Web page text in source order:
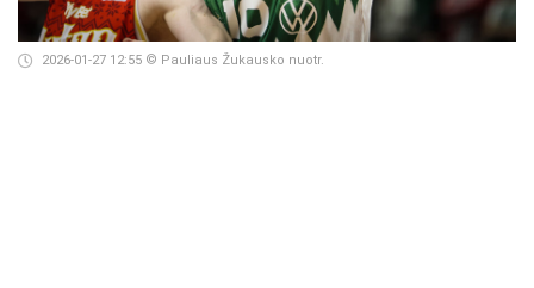
2026-01-27 12:55 © Pauliaus Žukausko nuotr.